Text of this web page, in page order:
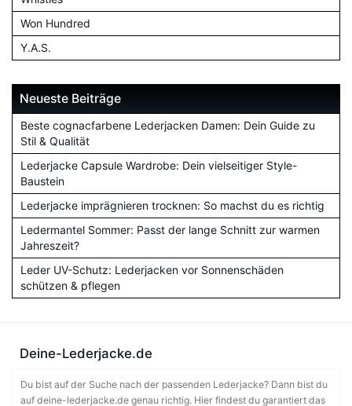
Won Hundred
Y.A.S.
Neueste Beiträge
Beste cognacfarbene Lederjacken Damen: Dein Guide zu
Stil & Qualität
Lederjacke Capsule Wardrobe: Dein vielseitiger Style-
Baustein
Lederjacke imprägnieren trocknen: So machst du es richtig
Ledermantel Sommer: Passt der lange Schnitt zur warmen
Jahreszeit?
Leder UV-Schutz: Lederjacken vor Sonnenschäden
schützen & pflegen
Deine-Lederjacke.de
Du bist auf der Suche nach der passenden Lederjacke? Dann bist du
auf deine-lederjacke.de genau richtig. Hier findest du garantiert das